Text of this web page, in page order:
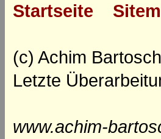
Startseite
(c) Achim
Letzte
www.achim-